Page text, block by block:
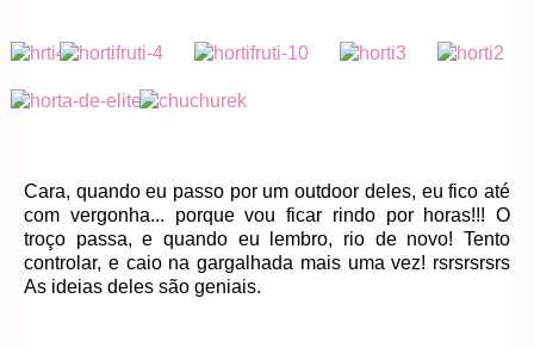
Cara, quando eu passo por um outdoor deles, eu fico até
com vergonha... porque vou ficar rindo por horas!!! O
troço passa, e quando eu lembro, rio de novo! Tento
controlar, e caio na gargalhada mais uma vez! rsrsrsrsrs
As ideias deles são geniais.